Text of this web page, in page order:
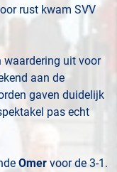
rust kwam SVV
waardering uit voor
aan de
gaven duidelijk
pas echt
Omer voor de 3-1.